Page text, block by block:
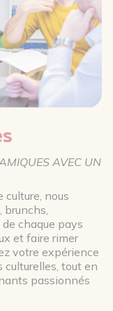
AVEC UN
culture, nous
chaque pays
et faire rimer
votre expérience
tout en
passionnés